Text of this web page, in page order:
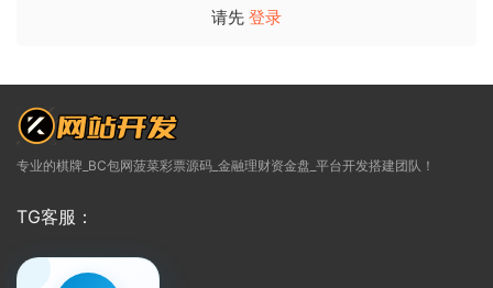
请先 登录
专业的棋牌_BC包网菠菜彩票源码_金融理财资金盘_平台开发搭建团队！
TG客服：